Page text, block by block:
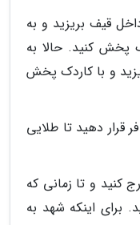
قیف بریزید و به
کنید. حالا به
و با کاردک پخش
داخل فر قرار دهید تا طلایی
کنید و تا زمانی که
برای اینکه شهد به